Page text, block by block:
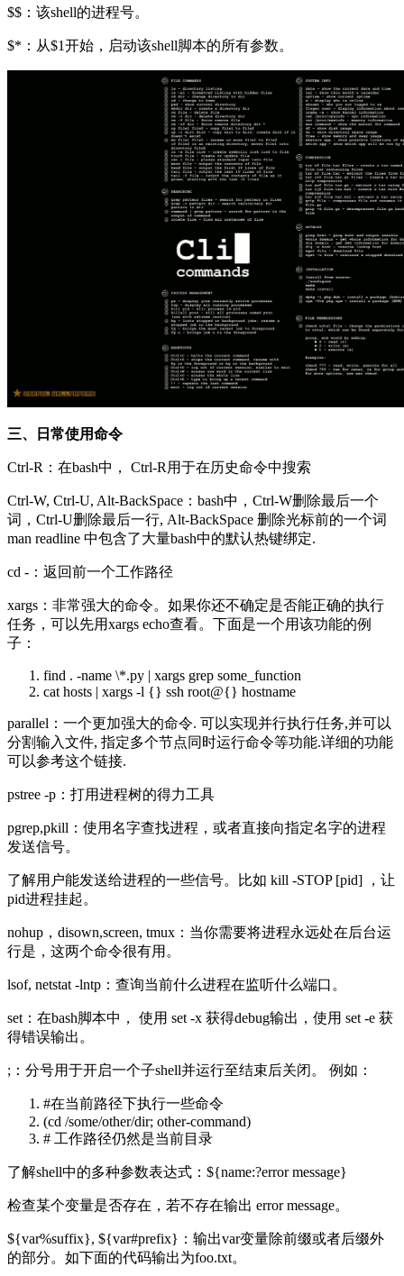
$$：该shell的进程号。
$*：从$1开始，启动该shell脚本的所有参数。
三、日常使用命令
Ctrl-R：在bash中， Ctrl-R用于在历史命令中搜索
Ctrl-W, Ctrl-U, Alt-BackSpace：bash中，Ctrl-W删除最后一个
词，Ctrl-U删除最后一行, Alt-BackSpace 删除光标前的一个词
man readline 中包含了大量bash中的默认热键绑定.
cd -：返回前一个工作路径
xargs：非常强大的命令。如果你还不确定是否能正确的执行
任务，可以先用xargs echo查看。下面是一个用该功能的例
子：
find . -name \*.py | xargs grep some_function
cat hosts | xargs -l {} ssh root@{} hostname
parallel：一个更加强大的命令. 可以实现并行执行任务,并可以
分割输入文件, 指定多个节点同时运行命令等功能.详细的功能
可以参考这个链接.
pstree -p：打用进程树的得力工具
pgrep,pkill：使用名字查找进程，或者直接向指定名字的进程
发送信号。
了解用户能发送给进程的一些信号。比如 kill -STOP [pid] ，让
pid进程挂起。
nohup，disown,screen, tmux：当你需要将进程永远处在后台运
行是，这两个命令很有用。
lsof, netstat -lntp：查询当前什么进程在监听什么端口。
set：在bash脚本中， 使用 set -x 获得debug输出，使用 set -e 获
得错误输出。
;：分号用于开启一个子shell并运行至结束后关闭。 例如：
#在当前路径下执行一些命令
(cd /some/other/dir; other-command)
# 工作路径仍然是当前目录
了解shell中的多种参数表达式：${name:?error message}
检查某个变量是否存在，若不存在输出 error message。
${var%suffix}, ${var#prefix}：输出var变量除前缀或者后缀外
的部分。如下面的代码输出为foo.txt。